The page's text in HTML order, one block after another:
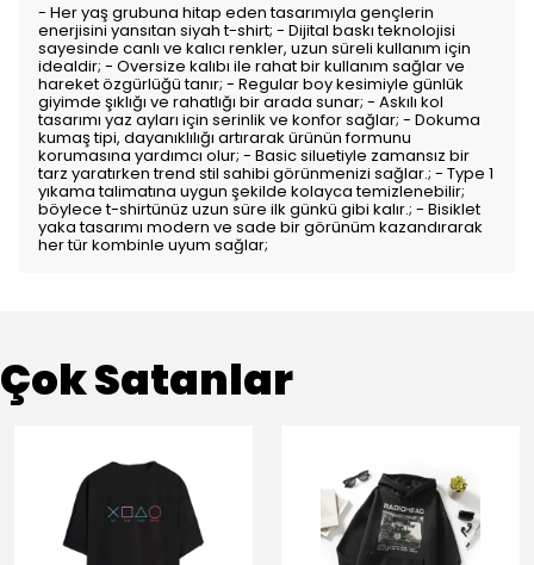
- Her yaş grubuna hitap eden tasarımıyla gençlerin
enerjisini yansıtan siyah t-shirt; - Dijital baskı teknolojisi
sayesinde canlı ve kalıcı renkler, uzun süreli kullanım için
idealdir; - Oversize kalıbı ile rahat bir kullanım sağlar ve
hareket özgürlüğü tanır; - Regular boy kesimiyle günlük
giyimde şıklığı ve rahatlığı bir arada sunar; - Askılı kol
tasarımı yaz ayları için serinlik ve konfor sağlar; - Dokuma
kumaş tipi, dayanıklılığı artırarak ürünün formunu
korumasına yardımcı olur; - Basic siluetiyle zamansız bir
tarz yaratırken trend stil sahibi görünmenizi sağlar.; - Type 1
yıkama talimatına uygun şekilde kolayca temizlenebilir;
böylece t-shirtünüz uzun süre ilk günkü gibi kalır.; - Bisiklet
yaka tasarımı modern ve sade bir görünüm kazandırarak
her tür kombinle uyum sağlar;
Çok Satanlar